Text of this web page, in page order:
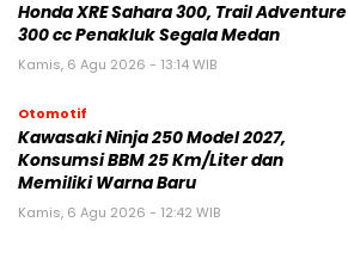
Honda XRE Sahara 300, Trail Adventure
300 cc Penakluk Segala Medan
Kamis, 6 Agu 2026 - 13:14 WIB
Otomotif
Kawasaki Ninja 250 Model 2027,
Konsumsi BBM 25 Km/Liter dan
Memiliki Warna Baru
Kamis, 6 Agu 2026 - 12:42 WIB